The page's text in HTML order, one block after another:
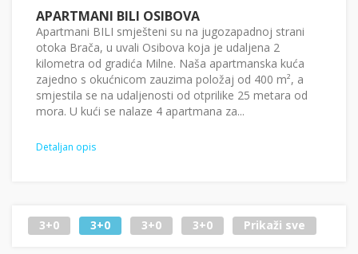
APARTMANI BILI OSIBOVA
Apartmani BILI smješteni su na jugozapadnoj strani
otoka Brača, u uvali Osibova koja je udaljena 2
kilometra od gradića Milne. Naša apartmanska kuća
zajedno s okućnicom zauzima položaj od 400 m², a
smjestila se na udaljenosti od otprilike 25 metara od
mora. U kući se nalaze 4 apartmana za...
Detaljan opis
3+0 3+0 3+0 3+0 Prikaži sve